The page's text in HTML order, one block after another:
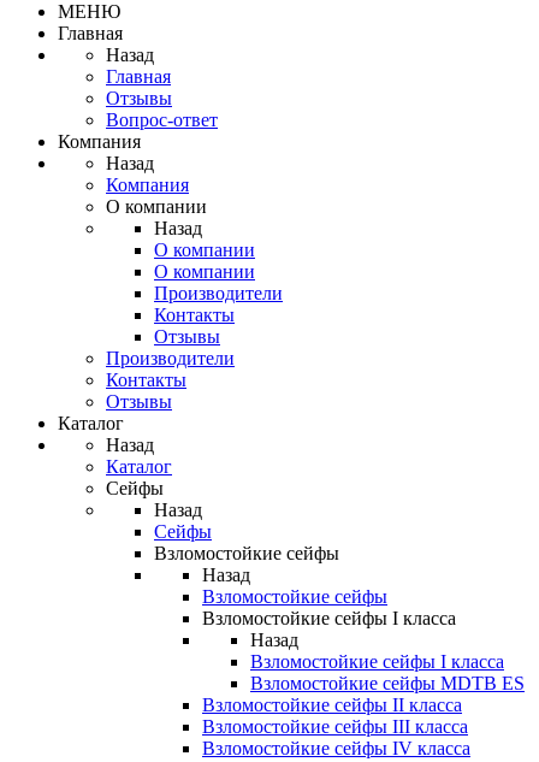
МЕНЮ
Главная
Назад
Главная
Отзывы
Вопрос-ответ
Компания
Назад
Компания
О компании
Назад
О компании
О компании
Производители
Контакты
Отзывы
Производители
Контакты
Отзывы
Каталог
Назад
Каталог
Сейфы
Назад
Сейфы
Взломостойкие сейфы
Назад
Взломостойкие сейфы
Взломостойкие сейфы I класса
Назад
Взломостойкие сейфы I класса
Взломостойкие сейфы MDTB ES
Взломостойкие сейфы II класса
Взломостойкие сейфы III класса
Взломостойкие сейфы IV класса